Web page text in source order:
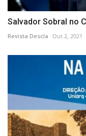
Salvador Sobral no
Revista Descla Out 2, 2021